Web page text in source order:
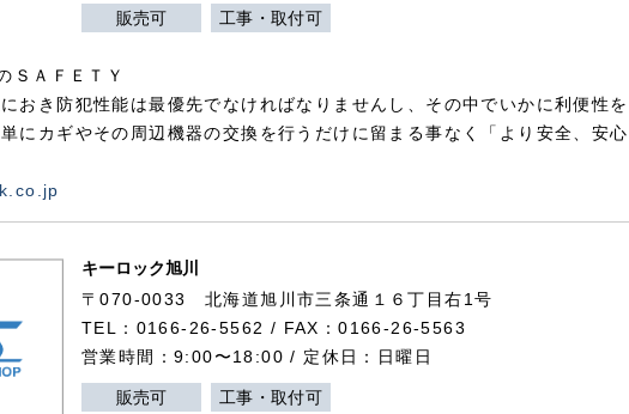
販売可 工事・取付可
ＳＡＦＥＴＹ
おき防犯性能は最優先でなければなりませんし、その中でいかに利便性
にカギやその周辺機器の交換を行うだけに留まる事なく「より安全、安
キーロック旭川
〒070-0033 北海道旭川市三条通１６丁目右1号
TEL：0166-26-5562 / FAX：0166-26-5563
営業時間：9:00〜18:00 / 定休日：日曜日
販売可 工事・取付可